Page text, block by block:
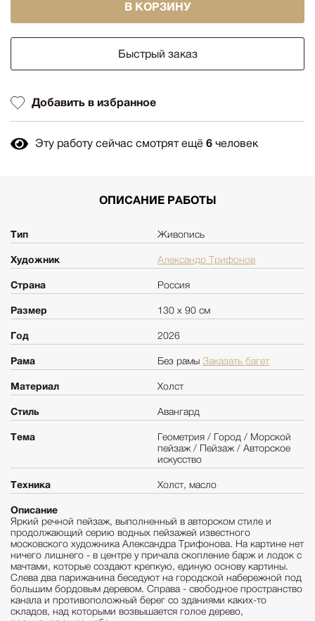
ОПИСАНИЕ РАБОТЫ
Тип Живопись
Художник Александр Трифонов
Страна Россия
Размер 130 х 90 см
Год 2026
Рама Без рамы Заказать багет
Материал Холст
Стиль Авангард
Тема
Геометрия / Город / Морской
пейзаж / Пейзаж / Авторское
искусство
Техника Холст, масло
Описание
Яркий речной пейзаж, выполненный в авторском стиле и
продолжающий серию водных пейзажей известного
московского художника Александра Трифонова. На картине нет
ничего лишнего - в центре у причала скопление барж и лодок с
мачтами, которые создают крепкую, единую основу картины.
Слева два парижанина беседуют на городской набережной под
большим бордовым деревом. Справа - свободное пространство
канала и противоположный берег со зданиями каких-то
складов, над которыми возвышается голое дерево,
В КОРЗИНУ
Быстрый заказ
Добавить в избранное
Эту работу сейчас смотрят ещё 6 человек